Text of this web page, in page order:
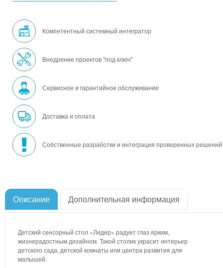
Компетентный системный интегратор
Внедрение проектов "под ключ"
Сервисное и гарантийное обслуживание
Доставка и оплата
Собственные разработки и интеграция проверенных решений
Описание Дополнительная информация
Детский сенсорный стол «Лидер» радует глаз ярким,
жизнерадостным дизайном. Такой столик украсит интерьер
детского сада, детской комнаты или центра развития для
малышей.